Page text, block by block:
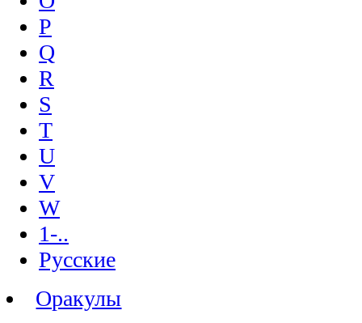
P
Q
R
S
T
U
V
W
1-..
Русские
Оракулы